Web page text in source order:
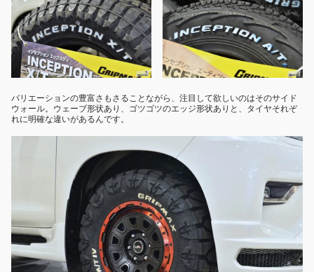
バリエーションの豊富さもさることながら、注目して欲しいのはそのサイド
ウォール。ウェーブ形状あり、ゴツゴツのエッジ形状ありと、タイヤそれぞ
れに明確な違いがあるんです。